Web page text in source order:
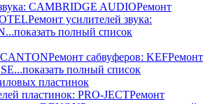
CAMBRIDGE AUDIOРемонт
Ремонт усилителей звука:
...показать полный список
CANTONРемонт сабвуферов: KEFРемонт
...показать полный список
пластинок
пластинок: PRO-JECTРемонт